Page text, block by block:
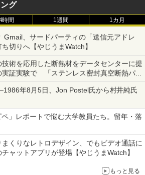
グ
時間 1週間 1カ月
Gmail、サードパーティの「送信元アドレ
切りへ【やじうまWatch】
術を応用した断熱材をデータセンターに提
実証実験で 「ステンレス密封真空断熱パネ
年8月5日、Jon Postel氏から村井純氏
」レポートで悩む大学教員たち。留年・落
まくりなレトロデザイン、でもビデオ通話に
ャットアプリが登場【やじうまWatch】
もっと見る